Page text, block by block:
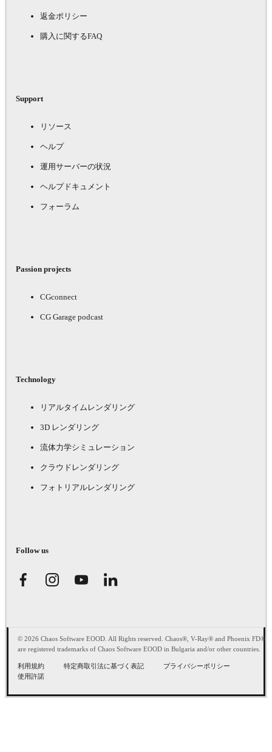
返金ポリシー
購入に関するFAQ
Support
リソース
ヘルプ
運用サーバーの状況
ヘルプドキュメント
フォーラム
Passion projects
CGconnect
CG Garage podcast
Technology
リアルタイムレンダリング
3D レンダリング
流体力学シミュレーション
クラウドレンダリング
フォトリアルレンダリング
Follow us
© 2026 Chaos Software EOOD. All Rights reserved. Chaos®, V-Ray® and Phoenix FD®
are registered trademarks of Chaos Software EOOD in Bulgaria and/or other countries.
利用規約 特定商取引法に基づく表記
プライバシーポリシー
使用許諾